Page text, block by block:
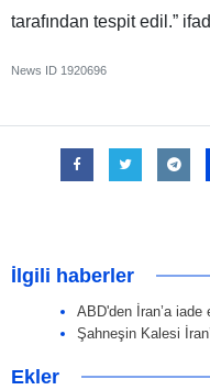
tarafından tespit edil.”
News ID 1920696
İlgili haberler
ABD'den İran’a iade
Şahneşin Kalesi
Ekler